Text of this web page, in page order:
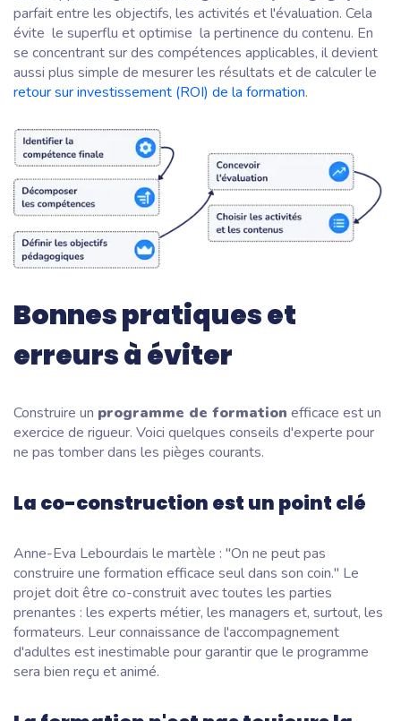
parfait entre les objectifs, les activités et l'évaluation. Cela
évite le superflu et optimise la pertinence du contenu. En
se concentrant sur des compétences applicables, il devient
aussi plus simple de mesurer les résultats et de calculer le
retour sur investissement (ROI) de la formation.
Bonnes pratiques et
erreurs à éviter
Construire un programme de formation efficace est un
exercice de rigueur. Voici quelques conseils d'experte pour
ne pas tomber dans les pièges courants.
La co-construction est un point clé
Anne-Eva Lebourdais le martèle : "On ne peut pas
construire une formation efficace seul dans son coin." Le
projet doit être co-construit avec toutes les parties
prenantes : les experts métier, les managers et, surtout, les
formateurs. Leur connaissance de l'accompagnement
d'adultes est inestimable pour garantir que le programme
sera bien reçu et animé.